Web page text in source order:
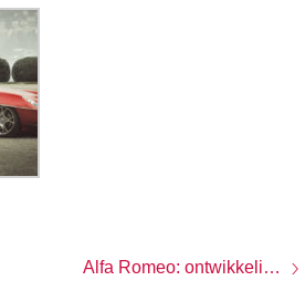
Alfa Romeo: ontwikkelingen zijn ‘top secret’